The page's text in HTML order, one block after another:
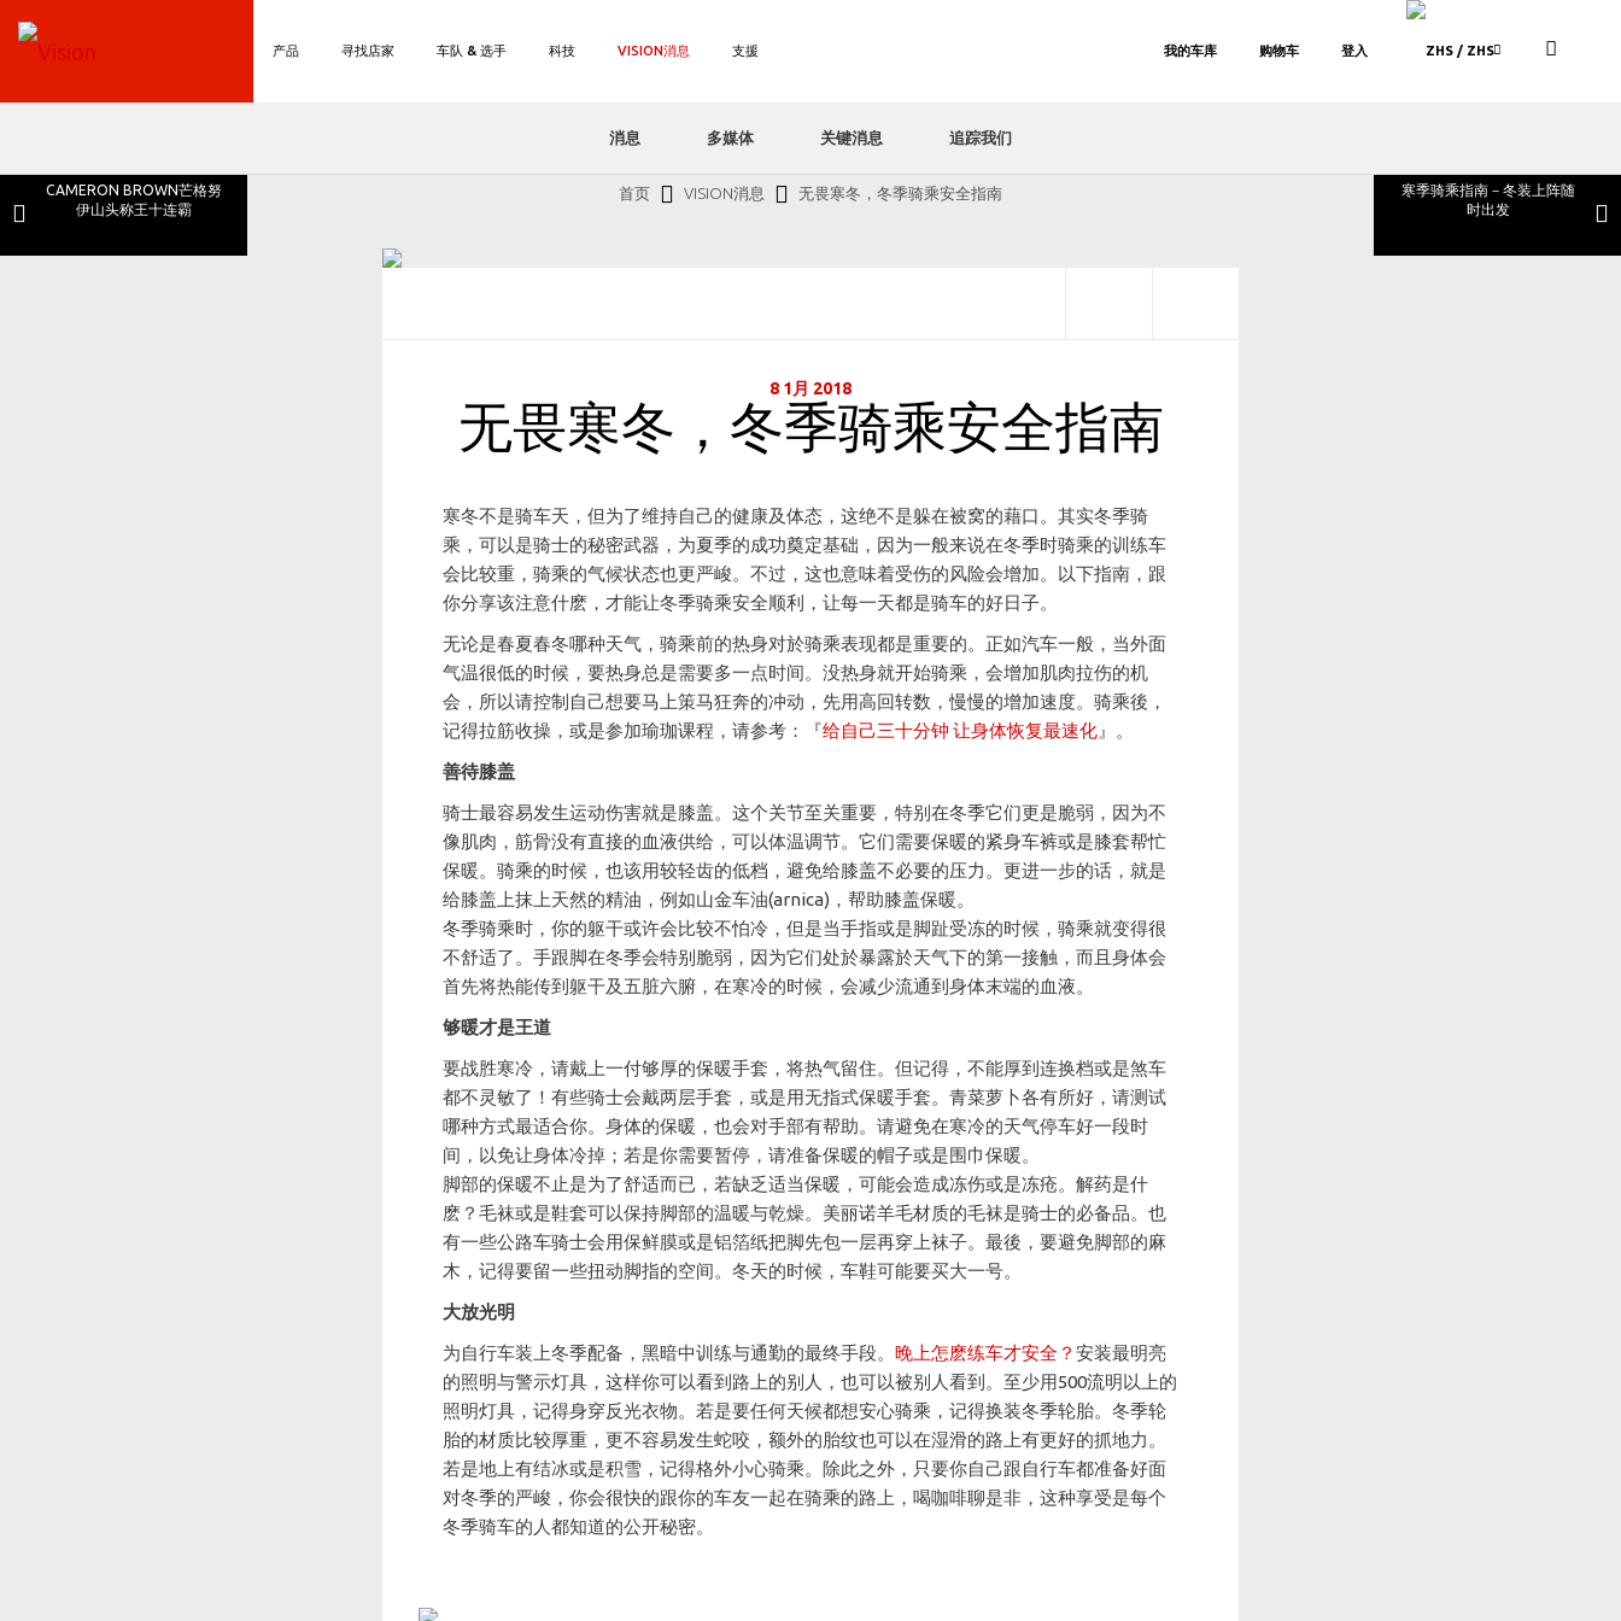
/ ZHS
我的车库 购物车 登入
产品 寻找店家 车队 & 选手 科技 VISION消息
消息 多媒体 关键消息 追踪我们
支援
首页 VISION消息 无畏寒冬，冬季骑乘安全指南
CAMERON BROWN芒格努
伊山头称王十连霸
寒季骑乘指南－冬装上阵随
时出发
8 1月 2018
无畏寒冬，冬季骑乘安全指南
寒冬不是骑车天，但为了维持自己的健康及体态，这绝不是躲在被窝的藉口。其实冬季骑
乘，可以是骑士的秘密武器，为夏季的成功奠定基础，因为一般来说在冬季时骑乘的训练车
会比较重，骑乘的气候状态也更严峻。不过，这也意味着受伤的风险会增加。以下指南，跟
你分享该注意什麽，才能让冬季骑乘安全顺利，让每一天都是骑车的好日子。
无论是春夏春冬哪种天气，骑乘前的热身对於骑乘表现都是重要的。正如汽车一般，当外面
气温很低的时候，要热身总是需要多一点时间。没热身就开始骑乘，会增加肌肉拉伤的机
会，所以请控制自己想要马上策马狂奔的冲动，先用高回转数，慢慢的增加速度。骑乘後，
记得拉筋收操，或是参加瑜珈课程，请参考：『给自己三十分钟 让身体恢复最速化 』。
善待膝盖
骑士最容易发生运动伤害就是膝盖。这个关节至关重要，特别在冬季它们更是脆弱，因为不
像肌肉，筋骨没有直接的血液供给，可以体温调节。它们需要保暖的紧身车裤或是膝套帮忙
保暖。骑乘的时候，也该用较轻齿的低档，避免给膝盖不必要的压力。更进一步的话，就是
给膝盖上抹上天然的精油，例如山金车油(arnica)，帮助膝盖保暖。
冬季骑乘时，你的躯干或许会比较不怕冷，但是当手指或是脚趾受冻的时候，骑乘就变得很
不舒适了。手跟脚在冬季会特别脆弱，因为它们处於暴露於天气下的第一接触，而且身体会
首先将热能传到躯干及五脏六腑，在寒冷的时候，会减少流通到身体末端的血液。
够暖才是王道
要战胜寒冷，请戴上一付够厚的保暖手套，将热气留住。但记得，不能厚到连换档或是煞车
都不灵敏了！有些骑士会戴两层手套，或是用无指式保暖手套。青菜萝卜各有所好，请测试
哪种方式最适合你。身体的保暖，也会对手部有帮助。请避免在寒冷的天气停车好一段时
间，以免让身体冷掉；若是你需要暂停，请准备保暖的帽子或是围巾保暖。
脚部的保暖不止是为了舒适而已，若缺乏适当保暖，可能会造成冻伤或是冻疮。解药是什
麽？毛袜或是鞋套可以保持脚部的温暖与乾燥。美丽诺羊毛材质的毛袜是骑士的必备品。也
有一些公路车骑士会用保鲜膜或是铝箔纸把脚先包一层再穿上袜子。最後，要避免脚部的麻
木，记得要留一些扭动脚指的空间。冬天的时候，车鞋可能要买大一号。
大放光明
为自行车装上冬季配备，黑暗中训练与通勤的最终手段。 晚上怎麽练车才安全？ 安装最明亮
的照明与警示灯具，这样你可以看到路上的别人，也可以被别人看到。至少用500流明以上的
照明灯具，记得身穿反光衣物。若是要任何天候都想安心骑乘，记得换装冬季轮胎。冬季轮
胎的材质比较厚重，更不容易发生蛇咬，额外的胎纹也可以在湿滑的路上有更好的抓地力。
若是地上有结冰或是积雪，记得格外小心骑乘。除此之外，只要你自己跟自行车都准备好面
对冬季的严峻，你会很快的跟你的车友一起在骑乘的路上，喝咖啡聊是非，这种享受是每个
冬季骑车的人都知道的公开秘密。